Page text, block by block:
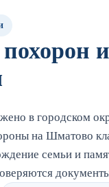
в городском
на Шматово
семьи и